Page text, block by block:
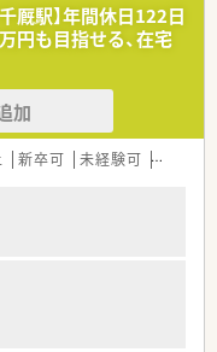
厩駅】年間休日122日
円も目指せる、在宅
加
新卒可 未経験可 ブラン